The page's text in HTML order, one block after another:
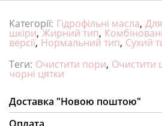
Категорії: Гідрофільні масла,
шкіри, Жирний тип,
версії, Нормальний тип, Сухий
Теги: Очистити пори, Очистити
чорні цятки
Доставка "Новою поштою"